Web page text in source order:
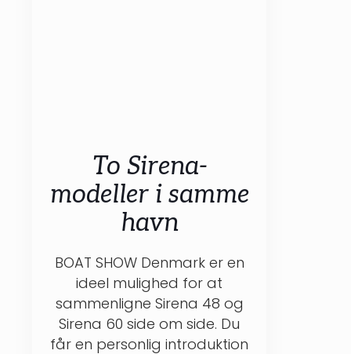
OPLEV
SIRENA I
FREDERICIA.
Mød 56° North i Marina
Fredericia og oplev Sirena
48 og Sirena 60 live under
BOAT SHOW Denmark 2026.
To Sirena-
modeller i samme
havn
BOAT SHOW Denmark er en
ideel mulighed for at
sammenligne Sirena 48 og
Sirena 60 side om side. Du
får en personlig introduktion